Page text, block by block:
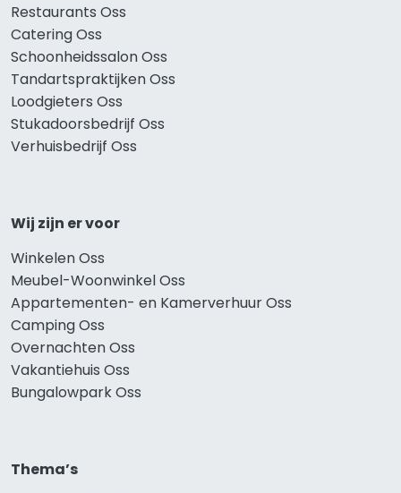
Restaurants Oss
Catering Oss
Schoonheidssalon Oss
Tandartspraktijken Oss
Loodgieters Oss
Stukadoorsbedrijf Oss
Verhuisbedrijf Oss
Wij zijn er voor
Winkelen Oss
Meubel-Woonwinkel Oss
Appartementen- en Kamerverhuur Oss
Camping Oss
Overnachten Oss
Vakantiehuis Oss
Bungalowpark Oss
Thema’s